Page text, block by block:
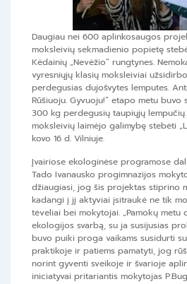
Daugiau nei 600 aplinkosaugos
moksleivių sekmadienio popietę
Kėdainių „Nevėžio” rungtynes.
vyresniųjų klasių moksleiviai
perdegusias dujošvytes lemputes.
Rūšiuoju. Gyvuoju!” etapo metu buvo
300 kg perdegusių taupiųjų
moksleivių laimėjo galimybę stebėti
kovo 16 d. Vilniuje.
Įvairiose ekologinėse programose
Tado Ivanausko progimnazijos
džiaugiasi, jog šis projektas stiprino
kadangi į jį aktyviai įsitraukė ne tik
tėveliai bei mokytojai. „Pamokų metu
ekologijos svarbą, su ja susijusias
buvo puiki proga vaikams susidurti
praktikoje ir patiems pamatyti, jog
norint gyventi sveikoje ir švarioje
iniciatyvai pritariantis mokytojas